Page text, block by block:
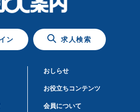
ン 求人検索
おしらせ
お役立ちコンテンツ
会員について